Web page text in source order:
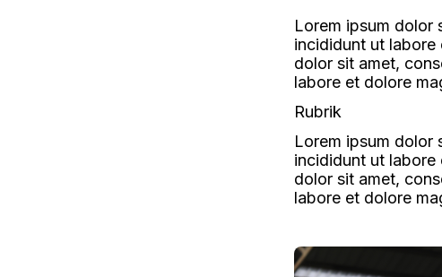
Lorem ipsum dolor
incididunt ut labore
dolor sit amet,
labore et dolore
Rubrik
Lorem ipsum dolor
incididunt ut labore
dolor sit amet,
labore et dolore